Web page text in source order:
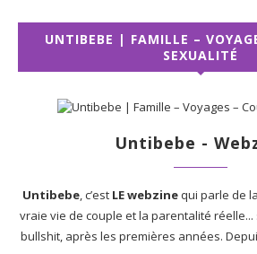
UNTIBEBE | FAMILLE –
SEXUALITÉ
Untibebe -
Untibebe, c’est LE webzinequi parle de
vraie vie de couple et la parentalité
bullshit, après les premières années.